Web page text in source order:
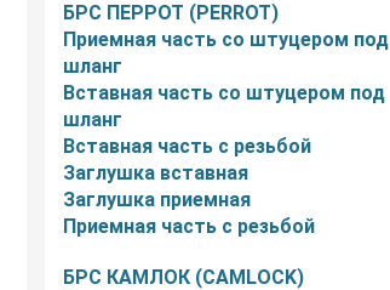
БРС ПЕРРОТ (PERROT)
Приемная часть со штуцером под
шланг
Вставная часть со штуцером под
шланг
Вставная часть с резьбой
Заглушка вставная
Заглушка приемная
Приемная часть с резьбой
БРС КАМЛОК (CAMLOCK)